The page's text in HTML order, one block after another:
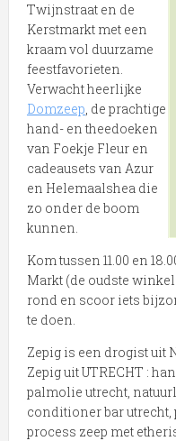
Twijnstraat en de
Kerstmarkt met een
kraam vol duurzame
feestfavorieten.
Verwacht heerlijke
Domzeep, de prachtige
hand- en theedoeken
van Foekje Fleur en
cadeausets van Azur
en Helemaalshea die
zo onder de boom
kunnen.
Kom tussen 11.00 en
Markt (de oudste
rond en scoor iets
te doen.
Zepig is een drogist uit
Zepig uit UTRECHT :
palmolie utrecht,
conditioner bar utrecht,
process zeep met